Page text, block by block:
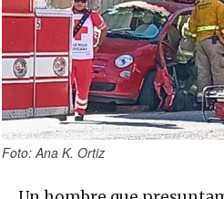
Foto: Ana K. Ortiz